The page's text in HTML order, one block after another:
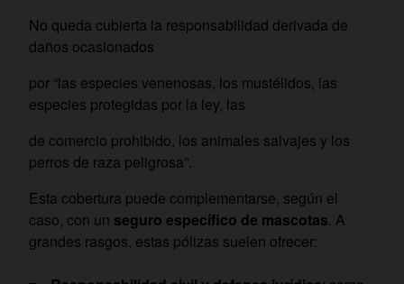
No queda cubierta la responsabilidad derivada de
daños ocasionados
por “las especies venenosas, los mustélidos, las
especies protegidas por la ley, las
de comercio prohibido, los animales salvajes y los
perros de raza peligrosa”.
Esta cobertura puede complementarse, según el
caso, con un seguro específico de mascotas. A
grandes rasgos, estas pólizas suelen ofrecer: